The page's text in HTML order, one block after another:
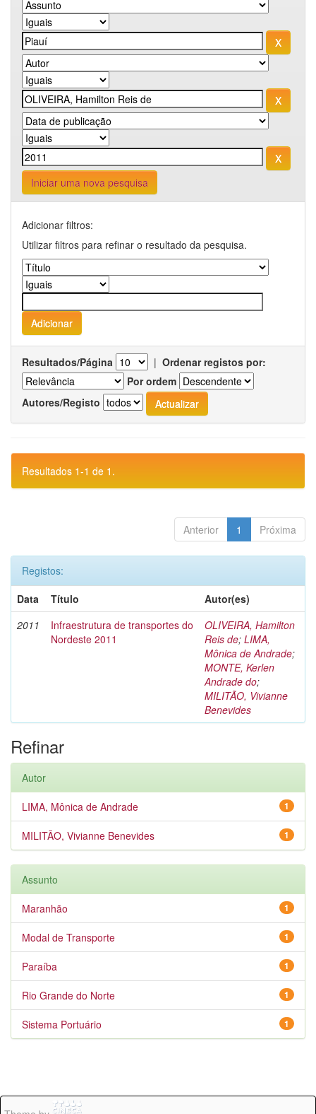
Iniciar uma nova pesquisa
Adicionar filtros:
Utilizar filtros para refinar o resultado da pesquisa.
Resultados/Página | Ordenar registos por:
Por ordem
Autores/Registo
Resultados 1-1 de 1.
Anterior 1 Próxima
Registos:
Data
Título
Autor(es)
2011
Infraestrutura de transportes do
Nordeste 2011
OLIVEIRA, Hamilton
Reis de; LIMA,
Mônica de Andrade;
MONTE, Kerlen
Andrade do;
MILITÃO, Vivianne
Benevides
Refinar
Autor
1
LIMA, Mônica de Andrade
1
MILITÃO, Vivianne Benevides
Assunto
1
Maranhão
1
Modal de Transporte
1
Paraíba
1
Rio Grande do Norte
1
Sistema Portuário